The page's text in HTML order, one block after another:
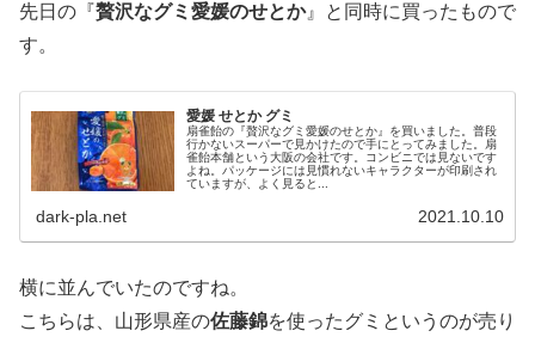
先日の『贅沢なグミ愛媛のせとか』と同時に買ったもので
す。
愛媛 せとか グミ
扇雀飴の『贅沢なグミ愛媛のせとか』を買いました。普段
行かないスーパーで見かけたので手にとってみました。扇
雀飴本舗という大阪の会社です。コンビニでは見ないです
よね。パッケージには見慣れないキャラクターが印刷され
ていますが、よく見ると...
dark-pla.net 2021.10.10
横に並んでいたのですね。
こちらは、山形県産の佐藤錦を使ったグミというのが売り